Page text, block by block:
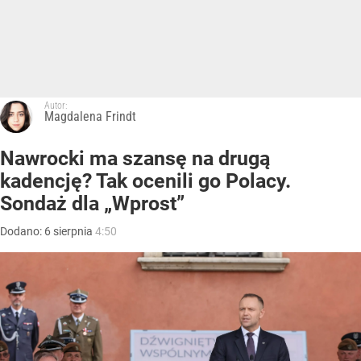
Autor:
Magdalena Frindt
Nawrocki ma szansę na drugą
kadencję? Tak ocenili go Polacy.
Sondaż dla „Wprost”
Dodano: 6 sierpnia 4:50